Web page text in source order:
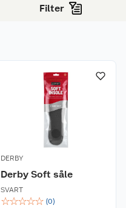
Filter
DERBY
Derby Soft såle
SVART
☆☆☆☆☆ (0)